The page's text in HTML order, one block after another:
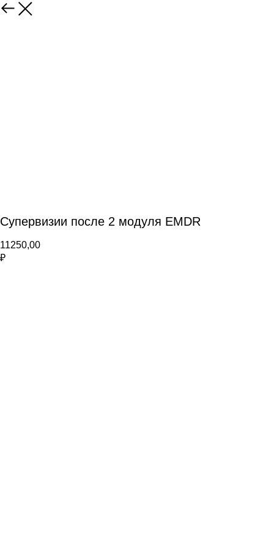
Супервизии после 2 модуля EMDR
11250,00
₽